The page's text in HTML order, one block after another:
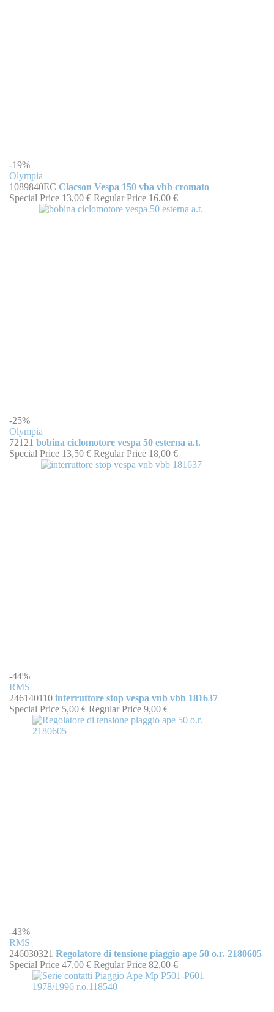
-19%
Olympia
1089840EC Clacson Vespa 150 vba vbb cromato
Special Price 13,00 € Regular Price 16,00 €
-25%
Olympia
72121 bobina ciclomotore vespa 50 esterna a.t.
Special Price 13,50 € Regular Price 18,00 €
-44%
RMS
246140110 interruttore stop vespa vnb vbb 181637
Special Price 5,00 € Regular Price 9,00 €
-43%
RMS
246030321 Regolatore di tensione piaggio ape 50 o.r. 2180605
Special Price 47,00 € Regular Price 82,00 €